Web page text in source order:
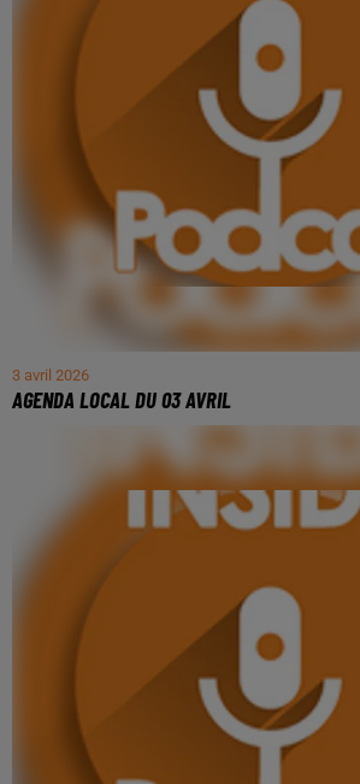
3 avril 2026
AGENDA LOCAL DU 03 AVRIL